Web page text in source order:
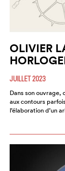
OLIVIER
JUILLET 2023
Dans son ouvrage,
aux contours
l’élaboration d’un